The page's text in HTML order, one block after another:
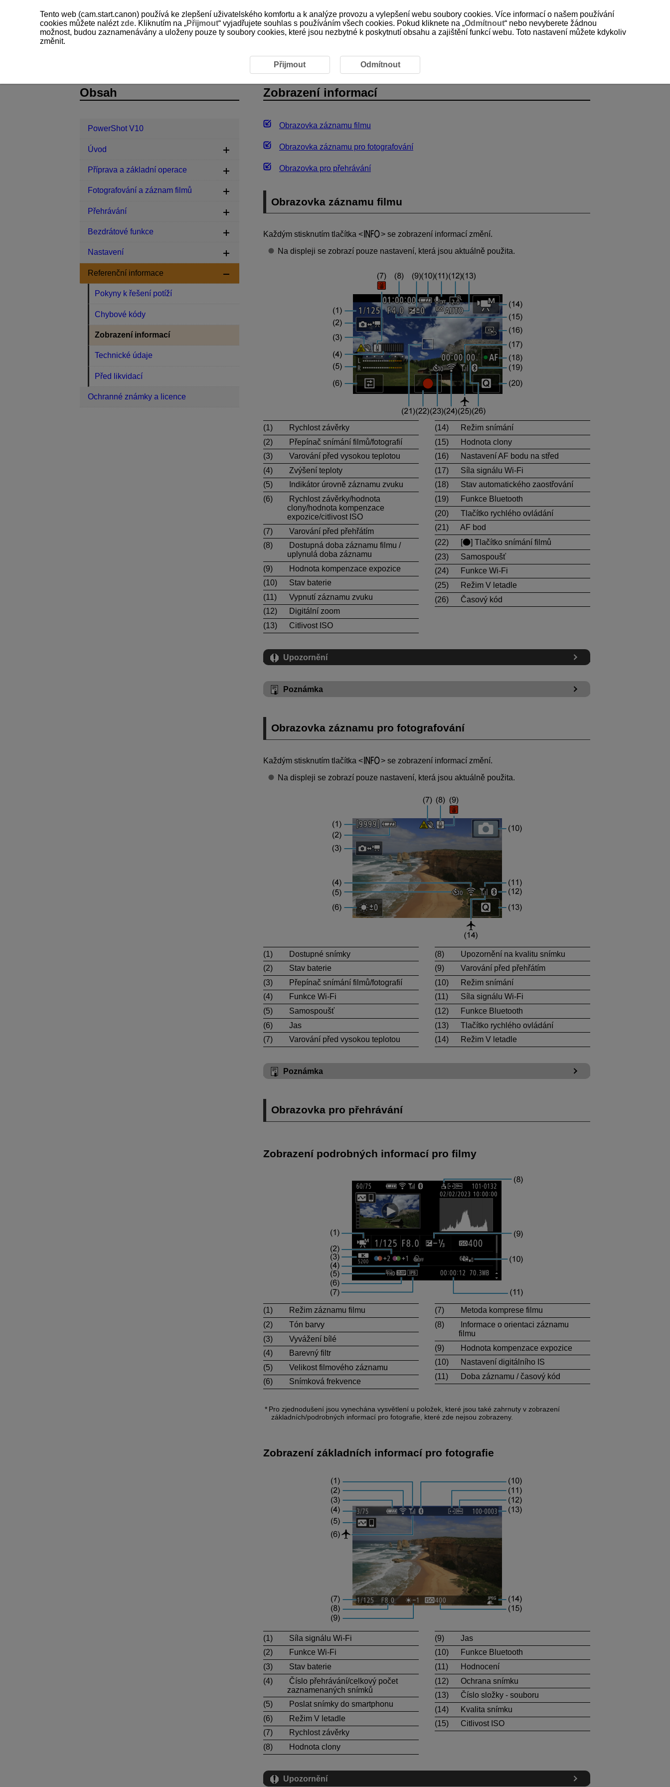
Zobrazení informací
Obrazovka záznamu filmu
Obrazovka záznamu pro fotografování
Obrazovka pro přehrávání
Obrazovka záznamu filmu
Každým stisknutím tlačítka
se zobrazení informací změní.
Na displeji se zobrazí pouze nastavení, která jsou aktuálně použita.
(1)
Rychlost závěrky
(2)
Přepínač snímání filmů/fotografií
(3)
Varování před vysokou teplotou
(4)
Zvýšení teploty
(5)
Indikátor úrovně záznamu zvuku
(6)
Rychlost závěrky/hodnota
clony/hodnota kompenzace
expozice/citlivost ISO
(7)
Varování před přehřátím
(8)
Dostupná doba záznamu filmu /
uplynulá doba záznamu
(9)
Hodnota kompenzace expozice
(10)
Stav baterie
(11)
Vypnutí záznamu zvuku
(12)
Digitální zoom
(13)
Citlivost ISO
(14)
Režim snímání
(15)
Hodnota clony
(16)
Nastavení AF bodu na střed
(17)
Síla signálu Wi-Fi
(18)
Stav automatického zaostřování
(19)
Funkce Bluetooth
(20)
Tlačítko rychlého ovládání
(21)
AF bod
(22)
[
] Tlačítko snímání filmů
(23)
Samospoušť
(24)
Funkce Wi-Fi
(25)
Režim V letadle
(26)
Časový kód
Upozornění
Poznámka
Obrazovka záznamu pro fotografování
Každým stisknutím tlačítka
se zobrazení informací změní.
Na displeji se zobrazí pouze nastavení, která jsou aktuálně použita.
(1)
Dostupné snímky
(2)
Stav baterie
(3)
Přepínač snímání filmů/fotografií
(4)
Funkce Wi-Fi
(5)
Samospoušť
(6)
Jas
(7)
Varování před vysokou teplotou
(8)
Upozornění na kvalitu snímku
(9)
Varování před přehřátím
(10)
Režim snímání
(11)
Síla signálu Wi-Fi
(12)
Funkce Bluetooth
(13)
Tlačítko rychlého ovládání
(14)
Režim V letadle
Poznámka
Obrazovka pro přehrávání
Zobrazení podrobných informací pro filmy
(1)
Režim záznamu filmu
(2)
Tón barvy
(3)
Vyvážení bílé
(4)
Barevný filtr
(5)
Velikost filmového záznamu
(6)
Snímková frekvence
(7)
Metoda komprese filmu
(8)
Informace o orientaci záznamu
filmu
(9)
Hodnota kompenzace expozice
(10)
Nastavení digitálního IS
(11)
Doba záznamu / časový kód
Pro zjednodušení jsou vynechána vysvětlení u položek, které jsou také zahrnuty v zobrazení
základních/podrobných informací pro fotografie, které zde nejsou zobrazeny.
Zobrazení základních informací pro fotografie
(1) Síla signálu Wi-Fi
(2)
Funkce Wi-Fi
(3)
Stav baterie
(4)
Číslo přehrávání/celkový počet
zaznamenaných snímků
(5)
Poslat snímky do smartphonu
(6)
Režim V letadle
(7)
Rychlost závěrky
(8)
Hodnota clony
(9)
Jas
(10)
Funkce Bluetooth
(11)
Hodnocení
(12)
Ochrana snímku
(13)
Číslo složky - souboru
(14)
Kvalita snímku
(15)
Citlivost ISO
Upozornění
Obsah
PowerShot V10
Úvod
Příprava a základní operace
Fotografování a záznam filmů
Přehrávání
Bezdrátové funkce
Nastavení
Referenční informace
Pokyny k řešení potíží
Chybové kódy
Zobrazení informací
Technické údaje
Před likvidací
Ochranné známky a licence
Tento web (cam.start.canon) používá ke zlepšení uživatelského komfortu a k analýze provozu a vylepšení webu soubory cookies. Více informací o našem používání
cookies můžete naléztzde. Kliknutím na „Přijmout“ vyjadřujete souhlas s používáním všech cookies. Pokud kliknete na „Odmítnout“ nebo nevyberete žádnou
možnost, budou zaznamenávány a uloženy pouze ty soubory cookies, které jsou nezbytné k poskytnutí obsahu a zajištění funkcí webu. Toto nastavení můžete kdykoliv
změnit.
Přijmout Odmítnout